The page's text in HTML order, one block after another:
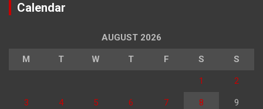
Calendar
AUGUST 2026
M T W T F S S
1 2
3 4 5 6 7 8 9